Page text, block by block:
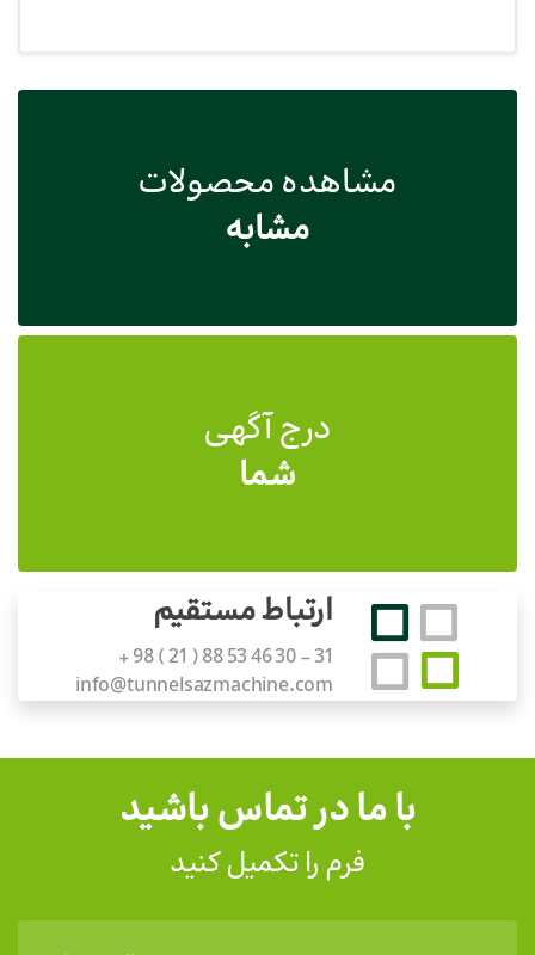
مشاهده محصولات
مشابه
درج آگهی
شما
ارتباط مستقیم
+ 98 ( 21 ) 88 53 46 30 - 31
info@tunnelsazmachine.com
با ما در تماس باشید
فرم را تکمیل کنید